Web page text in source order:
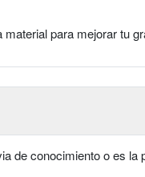
para mejorar tu
de conocimiento o es